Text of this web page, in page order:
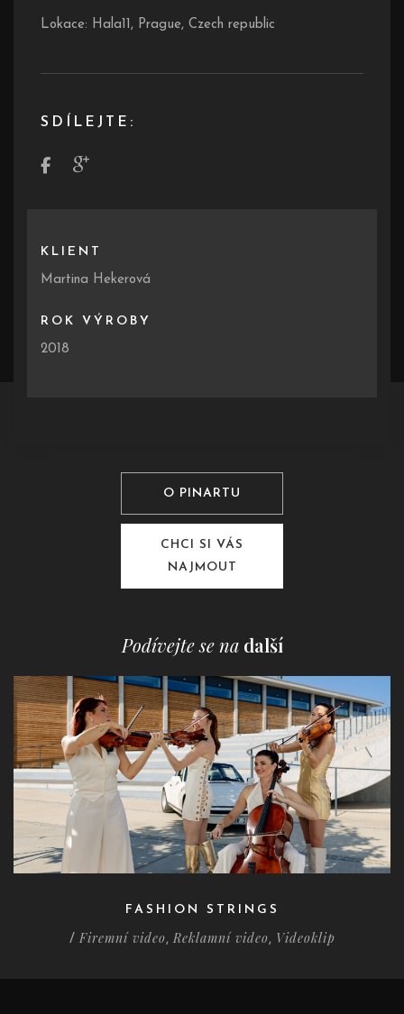
Lokace: Hala11, Prague, Czech republic
SDÍLEJTE:
KLIENT
Martina Hekerová
ROK VÝROBY
2018
O PINARTU
CHCI SI VÁS
NAJMOUT
Podívejte se na další
FASHION STRINGS
/ Firemní video, Reklamní video, Videoklip